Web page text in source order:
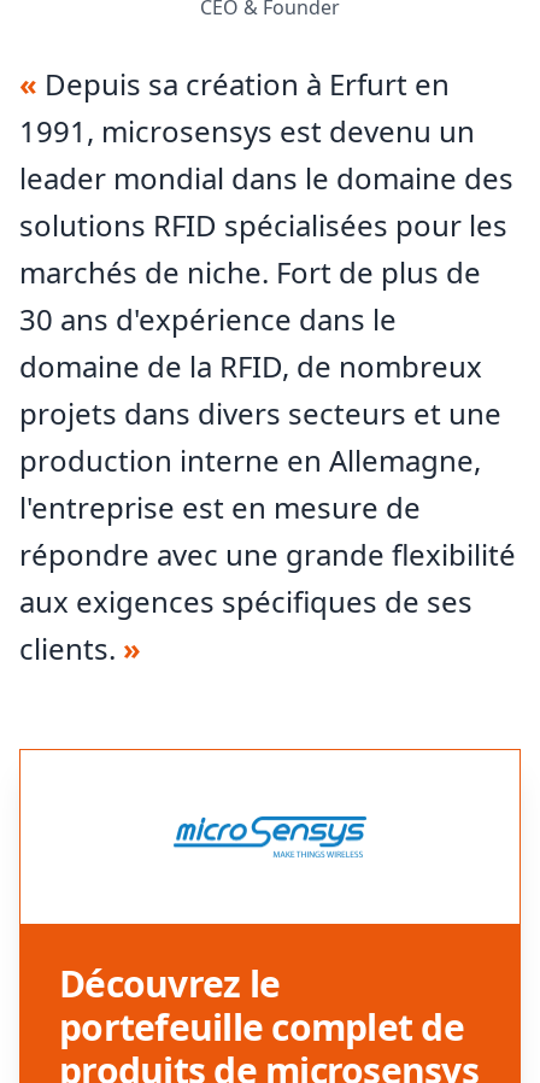
CEO & Founder
« Depuis sa création à Erfurt en
1991, microsensys est devenu un
leader mondial dans le domaine des
solutions RFID spécialisées pour les
marchés de niche. Fort de plus de
30 ans d'expérience dans le
domaine de la RFID, de nombreux
projets dans divers secteurs et une
production interne en Allemagne,
l'entreprise est en mesure de
répondre avec une grande flexibilité
aux exigences spécifiques de ses
clients. »
Découvrez le
portefeuille complet de
produits de microsensys